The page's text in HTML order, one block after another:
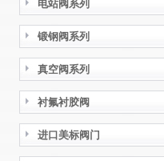
电站阀系列
锻钢阀系列
真空阀系列
衬氟衬胶阀
进口美标阀门